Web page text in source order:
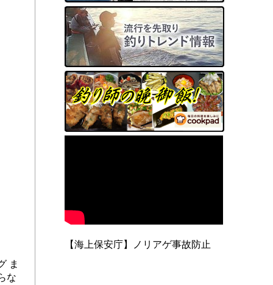
ま
な
【海上保安庁】ノリアゲ事故防止